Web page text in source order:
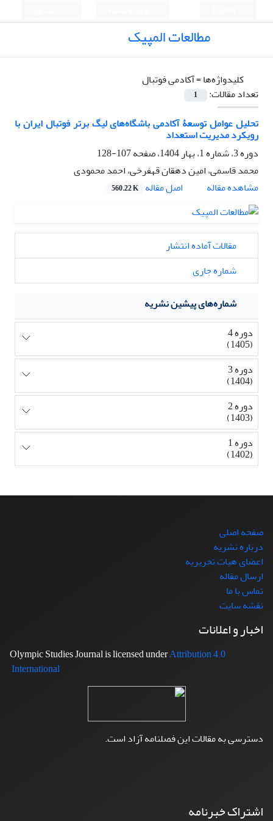
مطالعات المپیک
کلیدواژه‌ها =آکادمی فوتبال
تعداد مقالات:
1
تحلیل عوامل توسعۀ آکادمی باشگاه‌های لیگ برتر فوتبال ایران با
رویکرد مدیریت استعداد
دوره 3، شماره 1، بهار 1404، صفحه
107-128
محمد قاسمی، امین دهقان قهفرخی، احمد محمودی
مشاهده مقاله
اصل مقاله 560.22 K
مقالات آماده انتشار
شماره جاری
شماره‌های پیشین نشریه
دوره 4
(1405)
دوره 3
(1404)
دوره 2
(1403)
دوره 1
(1402)
صفحه اصلی
درباره نشریه
اعضای هیات تحریریه
ارسال مقاله
تماس با ما
نقشه سایت
اخبار و اعلانات
Attribution 4.0
International
دسترسی به مقالات این فصلنامه آزاد است.
اشتراک خبرنامه